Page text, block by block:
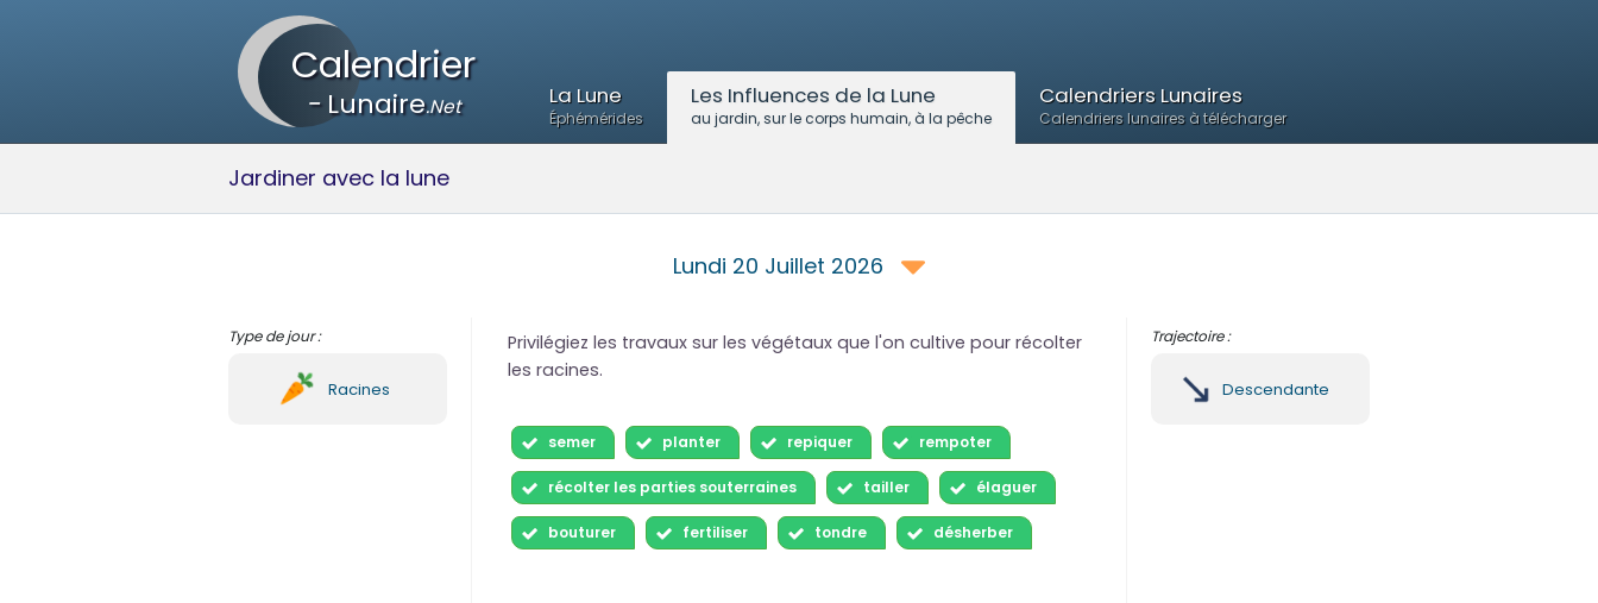
Calendrier
-Lunaire.Net La Lune
Éphémérides
Les Influences de la Lune
au jardin, sur le corps humain, à la pêche
Calendriers Lunaires
Calendriers lunaires à télécharger
Jardiner avec la lune
Lundi 20 Juillet 2026
Type de jour :
Racines
Trajectoire :
Descendante
Privilégiez les travaux sur les végétaux que l'on cultive pour récolter
les racines.
semer planter repiquer rempoter
récolter les parties souterraines tailler élaguer
bouturer fertiliser tondre désherber